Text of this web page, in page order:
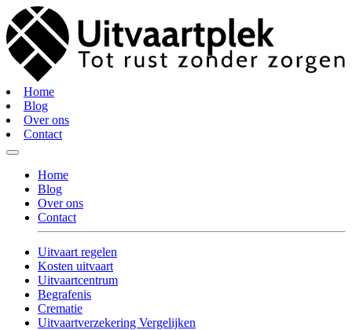
Home
Blog
Over ons
Contact
Home
Blog
Over ons
Contact
Uitvaart regelen
Kosten uitvaart
Uitvaartcentrum
Begrafenis
Crematie
Uitvaartverzekering Vergelijken